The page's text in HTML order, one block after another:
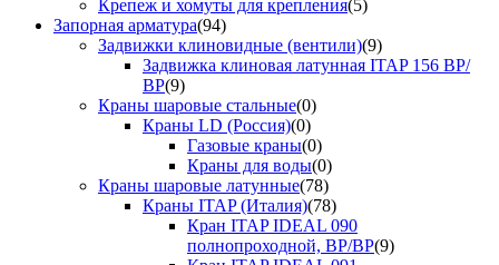
Крепеж и хомуты для крепления(5)
Запорная арматура(94)
Задвижки клиновидные (вентили)(9)
Задвижка клиновая латунная ITAP 156 ВР/
ВР(9)
Краны шаровые стальные(0)
Краны LD (Россия)(0)
Газовые краны(0)
Краны для воды(0)
Краны шаровые латунные(78)
Краны ITAP (Италия)(78)
Кран ITAP IDEAL 090
полнопроходной, ВР/ВР(9)